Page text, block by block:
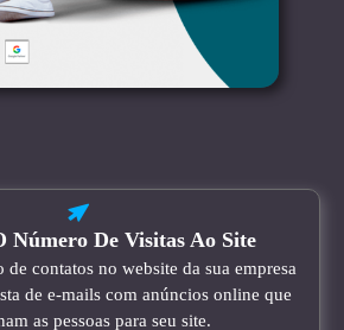
Número De Visitas Ao Site
contatos no website da sua empresa
de e-mails com anúncios online que
as pessoas para seu site.